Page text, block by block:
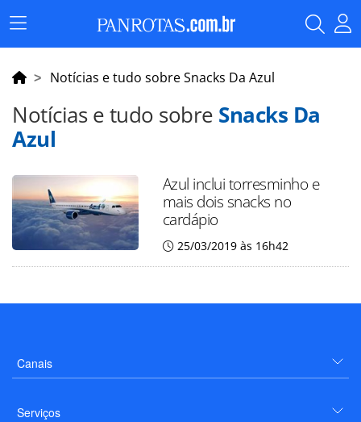
Menu
Principal
Notícias e tudo sobre Snacks Da Azul
Notícias e tudo sobre Snacks Da
Azul
Azul inclui torresminho e
mais dois snacks no
cardápio
25/03/2019 às 16h42
Canais
Serviços